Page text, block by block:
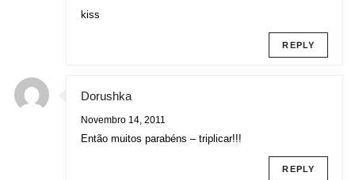
kiss
REPLY
Dorushka
Novembro 14, 2011
Então muitos parabéns – triplicar!!!
REPLY